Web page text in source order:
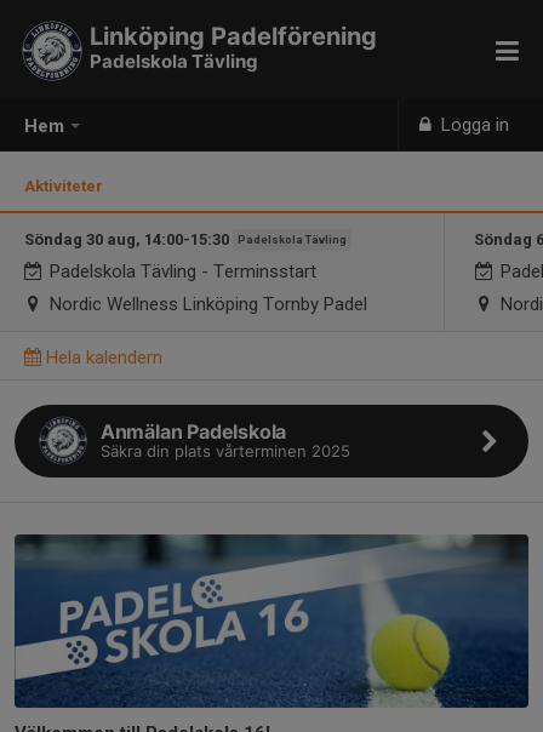
Hem Logga in
Linköping Padelförening
Padelskola Tävling
Aktiviteter
Söndag 30 aug, 14:00-15:30 Padelskola Tävling
Padelskola Tävling - Terminsstart
Nordic Wellness Linköping Tornby Padel
Söndag
Hela kalendern
Anmälan Padelskola
Säkra din plats vårterminen 2025